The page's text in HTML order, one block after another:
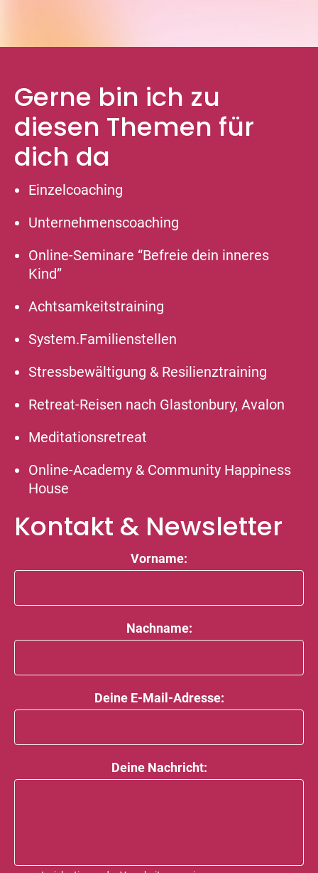
Gerne bin ich zu
diesen Themen für
dich da
Einzelcoaching
Unternehmenscoaching
Online-Seminare “Befreie dein inneres
Kind”
Achtsamkeitstraining
System.Familienstellen
Stressbewältigung & Resilienztraining
Retreat-Reisen nach Glastonbury, Avalon
Meditationsretreat
Online-Academy & Community Happiness
House
Kontakt & Newsletter
Vorname:
Nachname:
Deine E-Mail-Adresse:
Deine Nachricht: